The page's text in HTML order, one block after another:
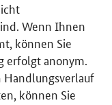
Wenn Ihnen
können Sie
erfolgt anonym.
Handlungsverlauf
können Sie